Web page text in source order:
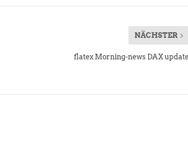
NÄCHSTER
flatex Morning-news DAX update